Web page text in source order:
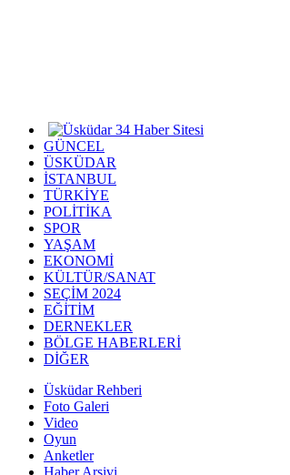
GÜNCEL
ÜSKÜDAR
İSTANBUL
TÜRKİYE
POLİTİKA
SPOR
YAŞAM
EKONOMİ
KÜLTÜR/SANAT
SEÇİM 2024
EĞİTİM
DERNEKLER
BÖLGE HABERLERİ
DİĞER
Üsküdar Rehberi
Foto Galeri
Video
Oyun
Anketler
Haber Arşivi